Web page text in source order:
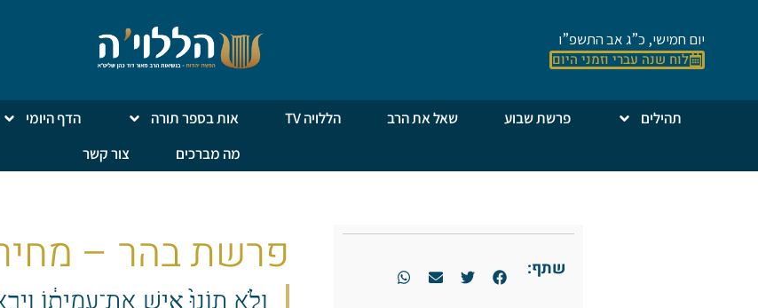
יום חמישי, כ”ג אב התשפ”ו
לוח שנה עברי וזמני היום
תהילים פרשת שבוע שאל את הרב הללויה TV אות בספר תורה הדף היומי
מה מברכים
צור קשר
שתף: פרשת בהר – מחיר